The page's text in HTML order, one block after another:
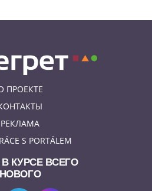
ПРОЕКТЕ
РЕКЛАМА
S PORTÁLEM
В КУРСЕ ВСЕГО
НОВОГО